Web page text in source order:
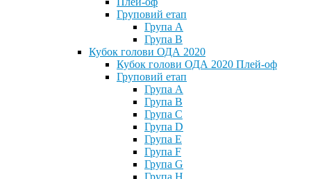
Груповий етап
Група А
Група В
Кубок голови ОДА 2020
Кубок голови ОДА 2020 Плей-оф
Груповий етап
Група A
Група B
Група C
Група D
Група E
Група F
Група G
Група H